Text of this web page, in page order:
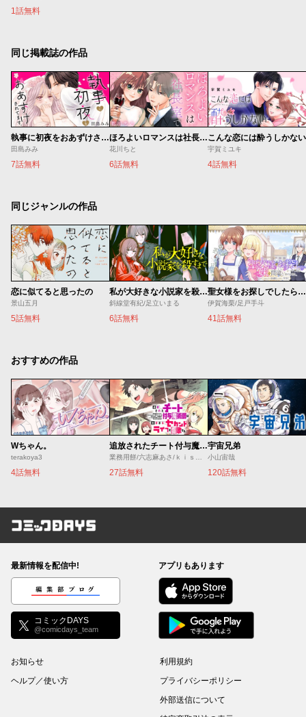
1話無料
同じ掲載誌の作品
執事に初夜をおあずけされてます。
田島みみ
7話無料
ほろよいロマンスは社長室で
花川ちと
6話無料
こんな恋には酔うしかない
宇賀ミユキ
4話無料
同じジャンルの作品
恋に似てると思ったの
景山五月
5話無料
私が大好きな小説家を殺すまで
斜線堂有紀/足立いまる
6話無料
聖女様をお探しでしたら妹で間違いありません。さあどうぞお連れください、今すぐ。
伊賀海栗/足戸手斗
41話無料
おすすめの作品
Wちゃん。
terakoya3
4話無料
追放されたチート付与魔術師は気ままなセカンドライフを謳歌する。 ～俺は武器だけじゃなく、あらゆるものに『強化ポイント』を付与できるし、俺の意思でいつでも効果を解除できるけど、残った人たち大丈夫？～
業務用餅/六志麻あさ/ｋｉｓｕｉ
27話無料
宇宙兄弟
小山宙哉
120話無料
コミックDAYS
最新情報を配信中!
編集部ブログ
コミックDAYS
@comicdays_team
アプリもあります
お知らせ
ヘルプ／使い方
利用規約
プライバシーポリシー
外部送信について